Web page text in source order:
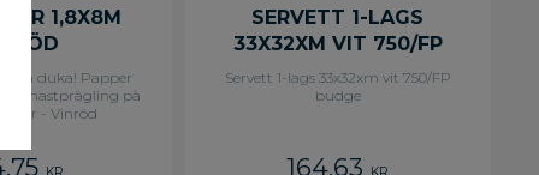
1,8X8M
ska duka! Papper
Damastprägling på
- Vinröd
SERVETT 1-LAGS
33X32XM VIT 750/FP
BUDGE
Servett 1-lags 33x32xm vit 750/FP
budge
164,63